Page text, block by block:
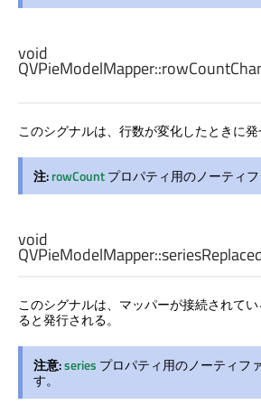
void
QVPieModelMapper::
このシグナルは、行数が変化したときに発
注:rowCountプロパティ用のノーティフ
void
QVPieModelMapper::
このシグナルは、マッパーが接続されて
ると発行される。
注意:series プロパティ用のノーティフ
す。